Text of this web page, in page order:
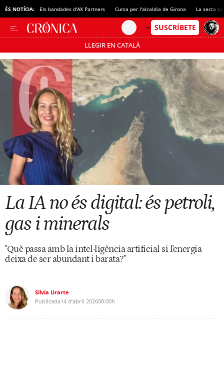
ÉS NOTÍCIA: Els bandades d'AX Partners Cursa per l'alcaldia de Girona La secta
LLEGIR EN CATALÀ
Passa’t al mode estalvi
La IA no és digital: és petroli,
gas i minerals
"Què passa amb la intel·ligència artificial si l'energia
deixa de ser abundant i barata?"
Silvia Urarte
Publicada14 d’abril 202600:00h